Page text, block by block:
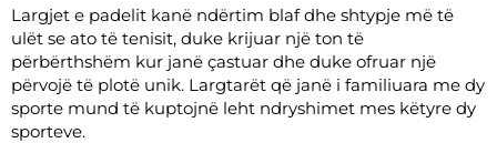
Largjet e padelit kanë ndërtim blaf dhe shtypje më të
ulët se ato të tenisit, duke krijuar një ton të
përbërthshëm kur janë çastuar dhe duke ofruar një
përvojë të plotë unik. Largtarët që janë i familiuara me dy
sporte mund të kuptojnë leht ndryshimet mes këtyre dy
sporteve.